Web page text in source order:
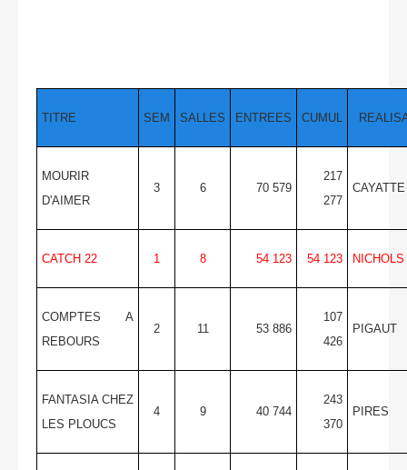
TITRE SEM SALLES ENTREES CUMUL
MOURIR
D'AIMER
3 6 70 579
217
277
CAYATTE
CATCH 22 1 8 54 123 54 123 NICHOLS
COMPTES A
REBOURS
2 11 53 886
107
426
PIGAUT
FANTASIA CHEZ
LES PLOUCS
4 9 40 744
243
370
PIRES